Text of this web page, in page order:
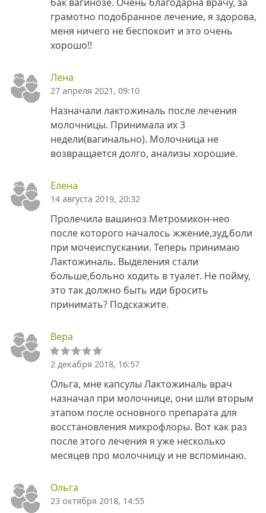
грамотно подобранное лечение, я здорова,
меня ничего не беспокоит и это очень
хорошо!!
Лена
27 апреля 2021, 09:10
Назначали лактожиналь после лечения
молочницы. Принимала их 3
недели(вагинально). Молочница не
возвращается долго, анализы хорошие.
Елена
14 августа 2019, 20:32
Пролечила вашиноз Метромикон-нео
после которого началось жжение,зуд,боли
при мочеиспускании. Теперь принимаю
Лактожиналь. Выделения стали
больше,больно ходить в туалет. Не пойму,
это так должно быть иди бросить
принимать? Подскажите.
Вера
2 декабря 2018, 16:57
Ольга, мне капсулы Лактожиналь врач
назначал при молочнице, они шли вторым
этапом после основного препарата для
восстановления микрофлоры. Вот как раз
после этого лечения я уже несколько
месяцев про молочницу и не вспоминаю.
Ольга
23 октября 2018, 14:55